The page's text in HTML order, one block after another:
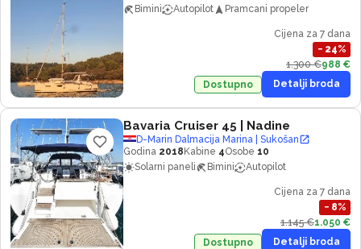
Bimini
Autopilot Pramcani propeler
Cijena za 7 dana
− 24%
1.300 €988 €
Dostupno
Detalji broda
Bavaria Cruiser 45 | Nadine
D-Marin Dalmacija Marina | Sukošan
Godina 2018 Kabine 4Osobe 10
Solarni paneli
Bimini Autopilot
Cijena za 7 dana
− 8%
1.145 €1.050 €
Dostupno
Detalji broda